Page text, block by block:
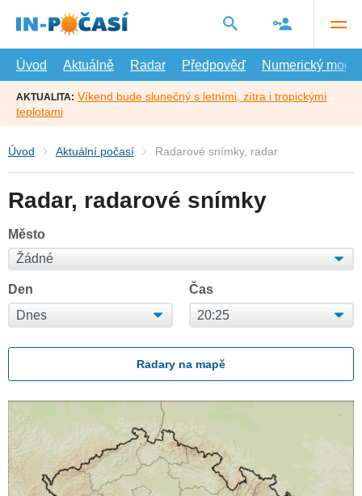
hlavní
Úvod
Aktuálně Radar Předpověď Numerický model
AKTUALITA: Víkend bude slunečný s letními, zítra i tropickými
teplotami
Úvod Aktuální počasí Radarové snímky, radar
Radar, radarové snímky
Město
Den Čas
Radary na mapě